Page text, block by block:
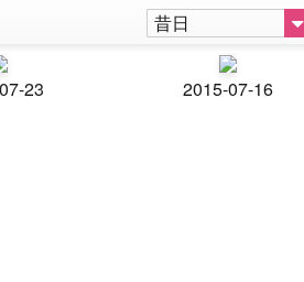
昔日
23 2015-07-16